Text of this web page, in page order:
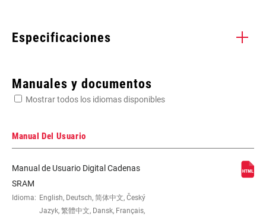
Especificaciones
CHAIN
TECHNOLOGY
Manuales y documentos
Mostrar todos los idiomas disponibles
Manual Del Usuario
Manual de Usuario Digital Cadenas
SRAM
Idioma: English, Deutsch, 简体中文, Český
Jazyk, 繁體中文, Dansk, Français,